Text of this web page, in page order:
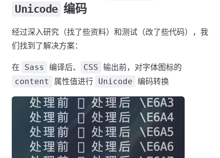
Unicode 编码
经过深入研究（找了些资料）和测试（改了些代码），我
们找到了解决方案：
在 Sass 编译后、 CSS 输出前，对字体图标的
content 属性值进行 Unicode 编码转换